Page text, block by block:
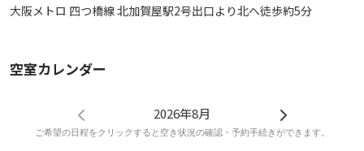
大阪メトロ 四つ橋線 北加賀屋駅2号出口より北へ徒歩約5分
空室カレンダー
2026年8月
ご希望の日程をクリックすると空き状況の確認・予約手続きができます。